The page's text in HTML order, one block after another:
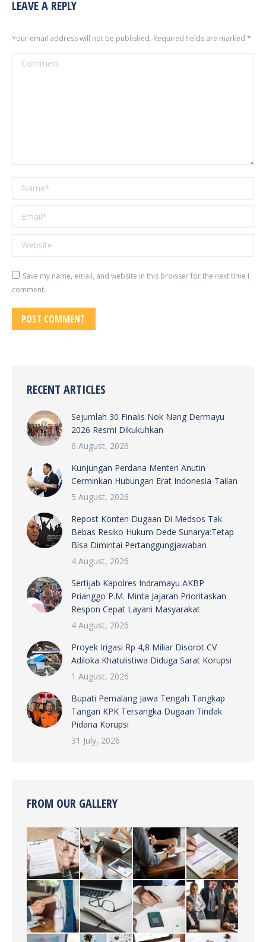
LEAVE A REPLY
Your email address will not be published. Required fields are marked *
Comment
Name *
Email *
Website
Save my name, email, and website in this browser for the next time I
comment.
POST COMMENT
RECENT ARTICLES
Sejumlah 30 Finalis Nok Nang Dermayu
2026 Resmi Dikukuhkan
6 August, 2026
Kunjungan Perdana Menteri Anutin
Cerminkan Hubungan Erat Indonesia-Tailan
5 August, 2026
Repost Konten Dugaan Di Medsos Tak
Bebas Resiko Hukum Dede Sunarya:Tetap
Bisa Dimintai Pertanggungjawaban
4 August, 2026
Sertijab Kapolres Indramayu AKBP
Prianggo P.M. Minta Jajaran Prioritaskan
Respon Cepat Layani Masyarakat
4 August, 2026
Proyek Irigasi Rp 4,8 Miliar Disorot CV
Adiloka Khatulistiwa Diduga Sarat Korupsi
1 August, 2026
Bupati Pemalang Jawa Tengah Tangkap
Tangan KPK Tersangka Dugaan Tindak
Pidana Korupsi
31 July, 2026
FROM OUR GALLERY